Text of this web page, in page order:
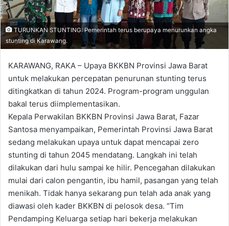
TURUNKAN STUNTING: Pemerintah terus berupaya menurunkan angka
stunting di Karawang.
KARAWANG, RAKA – Upaya BKKBN Provinsi Jawa Barat
untuk melakukan percepatan penurunan stunting terus
ditingkatkan di tahun 2024. Program-program unggulan
bakal terus diimplementasikan.
Kepala Perwakilan BKKBN Provinsi Jawa Barat, Fazar
Santosa menyampaikan, Pemerintah Provinsi Jawa Barat
sedang melakukan upaya untuk dapat mencapai zero
stunting di tahun 2045 mendatang. Langkah ini telah
dilakukan dari hulu sampai ke hilir. Pencegahan dilakukan
mulai dari calon pengantin, ibu hamil, pasangan yang telah
menikah. Tidak hanya sekarang pun telah ada anak yang
diawasi oleh kader BKKBN di pelosok desa. “Tim
Pendamping Keluarga setiap hari bekerja melakukan